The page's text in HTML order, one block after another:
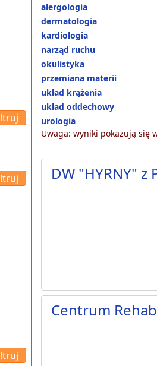
alergologia
dermatologia
kardiologia
narząd ruchu
okulistyka
przemiana materii
układ krążenia
układ oddechowy
urologia
Uwaga: wyniki pokazują się
DW "HYRNY"
Centrum